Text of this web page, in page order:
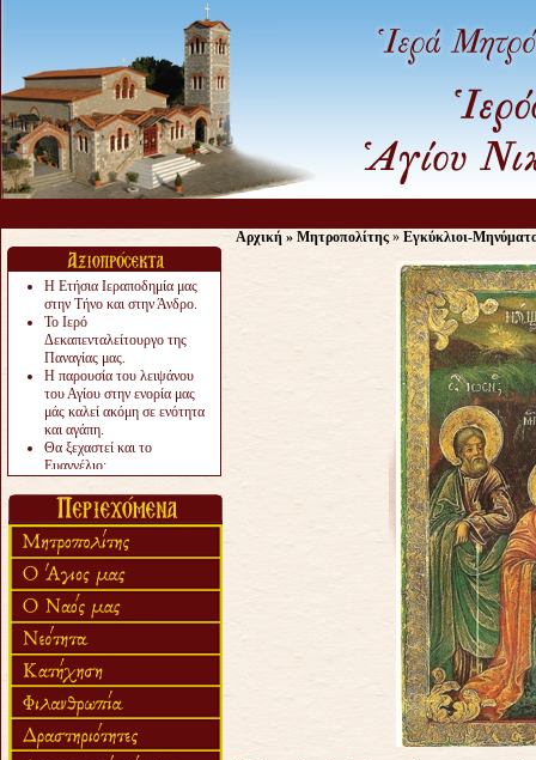
Η Ετήσια Ιεραποδημία μας
στην Τήνο και στην Άνδρο.
Το Ιερό
Δεκαπενταλείτουργο της
Παναγίας μας.
Η παρουσία του λειψάνου
του Αγίου στην ενορία μας
μάς καλεί ακόμη σε ενότητα
και αγάπη.
Θα ξεχαστεί και το
Ευαγγέλιο;
«πολύ αργά».
Ζητείται....
Αρχική » Μητροπολίτης » Εγκύκλιοι-